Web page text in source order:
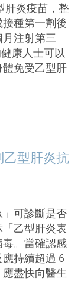
肝炎疫苗，整
種第一劑後
注射第三
康人士可以
免受乙型肝
乙型肝炎抗
可診斷是否
乙型肝炎表
。當確認感
持續超過 6
盡快向醫生